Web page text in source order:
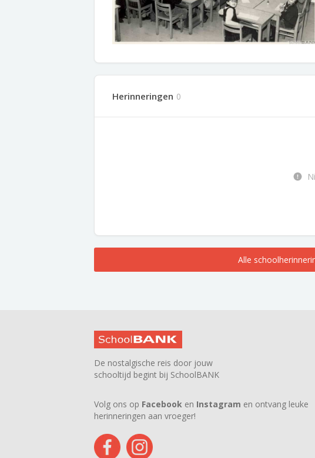
Herinneringen 0
Alle
De nostalgische reis door jouw
schooltijd begint bij SchoolBANK
Volg ons op Facebook en Instagram en ontvang leuke
herinneringen aan vroeger!